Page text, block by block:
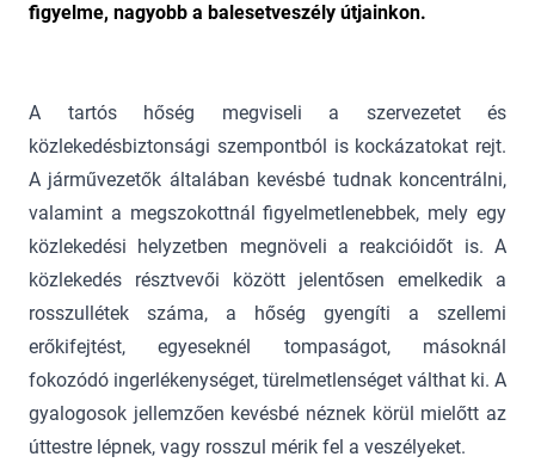
figyelme, nagyobb a balesetveszély útjainkon.
A tartós hőség megviseli a szervezetet és
közlekedésbiztonsági szempontból is kockázatokat rejt.
A járművezetők általában kevésbé tudnak koncentrálni,
valamint a megszokottnál figyelmetlenebbek, mely egy
közlekedési helyzetben megnöveli a reakcióidőt is. A
közlekedés résztvevői között jelentősen emelkedik a
rosszullétek száma, a hőség gyengíti a szellemi
erőkifejtést, egyeseknél tompaságot, másoknál
fokozódó ingerlékenységet, türelmetlenséget válthat ki. A
gyalogosok jellemzően kevésbé néznek körül mielőtt az
úttestre lépnek, vagy rosszul mérik fel a veszélyeket.